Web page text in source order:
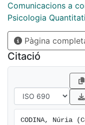
Comunicacions a
Psicologia
Pàgina
Citació
CODINA, Núria